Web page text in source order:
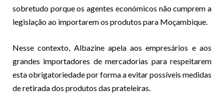
sobretudo porque os agentes económicos não cumprem a
legislação ao importarem os produtos para Moçambique.
Nesse contexto, Albazine apela aos empresários e aos
grandes importadores de mercadorias para respeitarem
esta obrigatoriedade por forma a evitar possíveis medidas
de retirada dos produtos das prateleiras.